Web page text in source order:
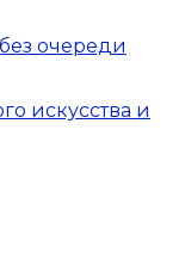
очереди
искусства и